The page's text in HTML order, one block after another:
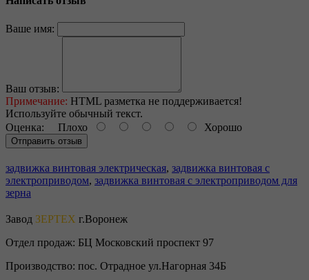
Ваше имя:
Ваш отзыв:
Примечание: HTML разметка не поддерживается!
Используйте обычный текст.
Оценка: Плохо Хорошо
Отправить отзыв
задвижка винтовая электрическая, задвижка винтовая с
электроприводом, задвижка винтовая с электроприводом для
зерна
Завод ЗЕРТЕХ г.Воронеж
Отдел продаж: БЦ Московский проспект 97
Производство: пос. Отрадное ул.Нагорная 34Б